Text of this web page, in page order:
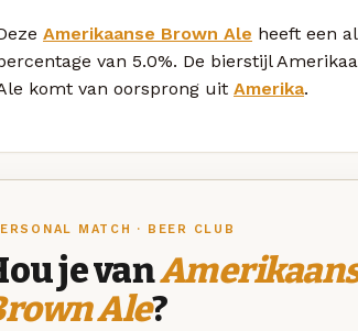
Amerikaanse Brown Ale heeft een
van 5.0%. De bierstijl
komt van oorsprong uit Amerika.
MATCH · BEER CLUB
je van
Ale?